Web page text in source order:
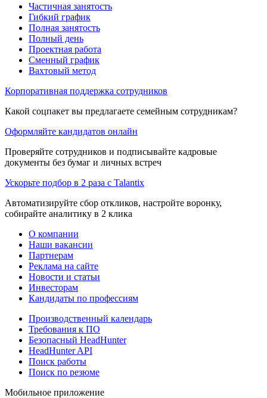
Частичная занятость
Гибкий график
Полная занятость
Полный день
Проектная работа
Сменный график
Вахтовый метод
Корпоративная поддержка сотрудников
Какой соцпакет вы предлагаете семейным сотрудникам?
Оформляйте кандидатов онлайн
Проверяйте сотрудников и подписывайте кадровые
документы без бумаг и личных встреч
Ускорьте подбор в 2 раза с Talantix
Автоматизируйте сбор откликов, настройте воронку,
собирайте аналитику в 2 клика
О компании
Наши вакансии
Партнерам
Реклама на сайте
Новости и статьи
Инвесторам
Кандидаты по профессиям
Производственный календарь
Требования к ПО
Безопасный HeadHunter
HeadHunter API
Поиск работы
Поиск по резюме
Мобильное приложение